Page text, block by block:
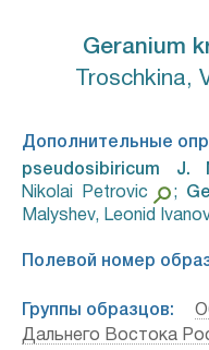
Geranium
Troschkina,
Дополнительные
pseudosibiricum J.
Nikolai Petrovic
;
Malyshev, Leonid
Полевой номер
Группы образцов:
Дальнего Востока